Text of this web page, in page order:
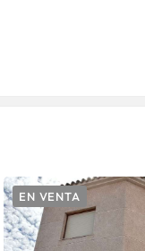
EN VENTA